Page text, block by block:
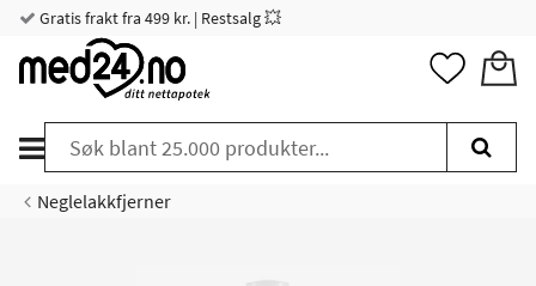
Gratis frakt fra 499 kr. | Restsalg 💥
Neglelakkfjerner